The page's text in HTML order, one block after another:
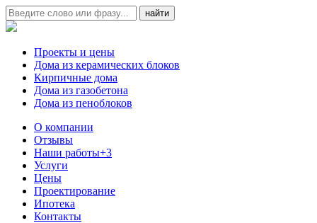
Проекты и цены
Дома из керамических блоков
Кирпичные дома
Дома из газобетона
Дома из пеноблоков
О компании
Отзывы
Наши работы+3
Услуги
Цены
Проектирование
Ипотека
Контакты